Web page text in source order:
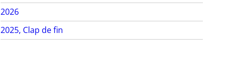
2026
2025, Clap de fin